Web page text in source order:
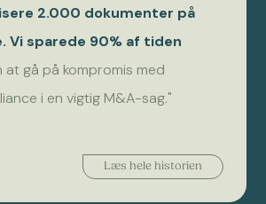
2.000 dokumenter på
Vi sparede 90% af tiden
at gå på kompromis med
i en vigtig M&A-sag."
Læs hele historien